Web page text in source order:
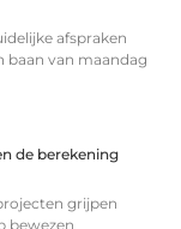
afspraken
baan van maandag
de berekening
grijpen
bewezen